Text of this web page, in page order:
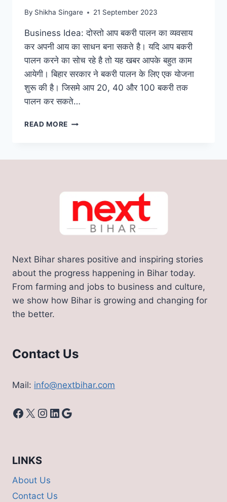
By Shikha Singare 21 September 2023
Business Idea: दोस्तो आप बकरी पालन का व्यवसाय
कर अपनी आय का साधन बना सकते है। यदि आप बकरी
पालन करने का सोच रहे है तो यह खबर आपके बहुत काम
आयेगी। बिहार सरकार ने बकरी पालन के लिए एक योजना
शुरू की है। जिसमे आप 20, 40 और 100 बकरी तक
पालन कर सकते…
READ MORE बकरी
बकरी
के
से
मिलता
अनुदान,
जानिए
की
Next Bihar shares positive and inspiring stories
about the progress happening in Bihar today.
From farming and jobs to business and culture,
we show how Bihar is growing and changing for
the better.
Contact Us
Mail: info@nextbihar.com
Facebook
X Instagram
LinkedIn
Google
LINKS
About Us
Contact Us